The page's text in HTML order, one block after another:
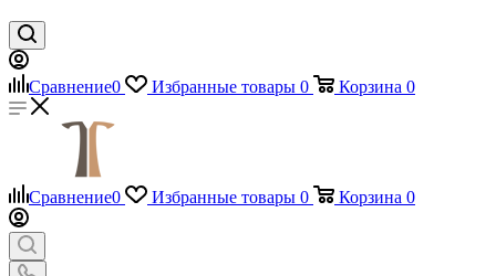
Сравнение0 Избранные товары 0 Корзина 0
Сравнение0 Избранные товары 0 Корзина 0